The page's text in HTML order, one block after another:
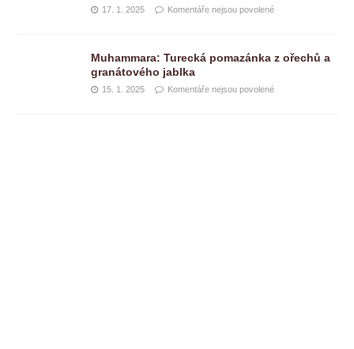
17. 1. 2025 Komentáře nejsou povolené
Muhammara: Turecká pomazánka z ořechů a
granátového jablka
15. 1. 2025 Komentáře nejsou povolené